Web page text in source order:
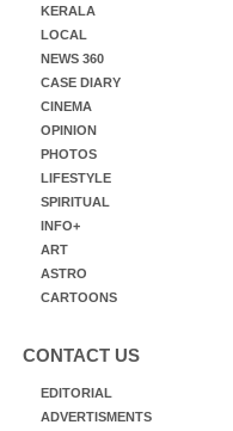
KERALA
LOCAL
NEWS 360
CASE DIARY
CINEMA
OPINION
PHOTOS
LIFESTYLE
SPIRITUAL
INFO+
ART
ASTRO
CARTOONS
CONTACT US
EDITORIAL
ADVERTISMENTS